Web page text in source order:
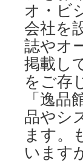
オ・ビ
会社を
誌やオ
掲載し
をご存
「逸
品やシ
ます。
います